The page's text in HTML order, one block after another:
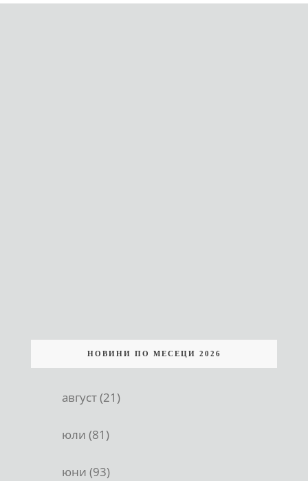
НОВИНИ ПО МЕСЕЦИ 2026
август (21)
юли (81)
юни (93)